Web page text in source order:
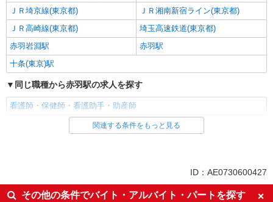
ＪＲ埼京線(東京都)
ＪＲ湘南新宿ライン(東京都)
ＪＲ高崎線(東京都)
埼玉高速鉄道(東京都)
赤羽岩淵駅
赤羽駅
十条(東京)駅
同じ職種から赤羽駅の求人を探す
看護師・保健師・看護助手・助産師
同じ雇用形態から赤羽駅の求人を探す
入社日応相談
未経験歓迎
関連する条件をもっと見る
ID：AE0730600427
その他の条件でバイト・アルバイト・パートを探す